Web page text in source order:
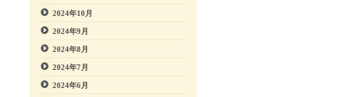
2024年10月
2024年9月
2024年8月
2024年7月
2024年6月